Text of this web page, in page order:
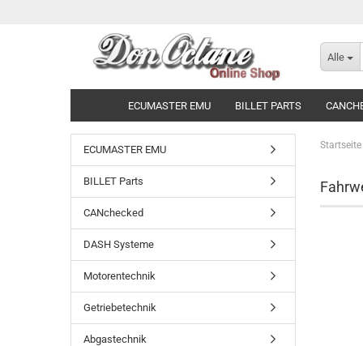
Alle
ECUMASTER EMU BILLET PARTS
Startseite
ECUMASTER EMU
BILLET Parts
CANchecked
DASH Systeme
Motorentechnik
Getriebetechnik
Abgastechnik